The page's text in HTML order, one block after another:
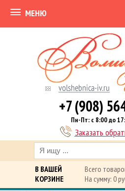
МЕНЮ
+7 (908)
Пн-Пт: с 8:00 до
Заказать
В ВАШЕЙ
КОРЗИНЕ
Всего
На сумму: 0